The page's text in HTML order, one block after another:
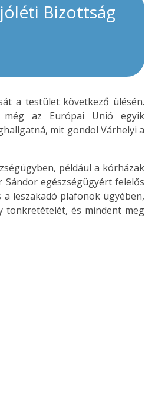
Bizottság
a testület következő ülésén.
még az Európai Unió egyik
mit gondol Várhelyi a
például a kórházak
egészségügyért felelős
leszakadó plafonok ügyében,
tönkretételét, és mindent meg